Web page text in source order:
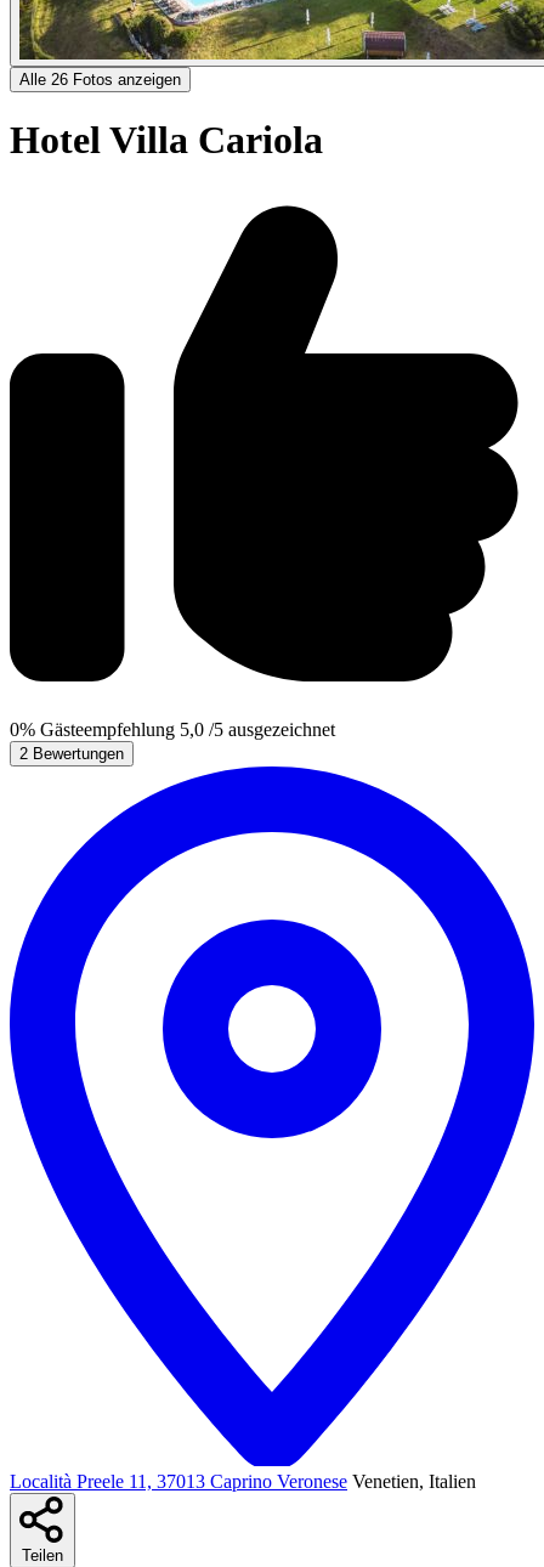
Alle 26 Fotos anzeigen
Hotel Villa Cariola
0% Gästeempfehlung 5,0 /5 ausgezeichnet
2 Bewertungen
Località Preele 11, 37013 Caprino Veronese Venetien, Italien
Teilen